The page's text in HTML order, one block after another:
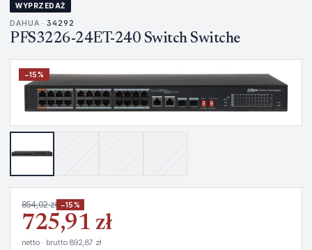
WYPRZEDAŻ
DAHUA · 34292
PFS3226-24ET-240 Switch Switche
−15%
854,02 zł −15%
725,91 zł
netto · brutto 892,87 zł